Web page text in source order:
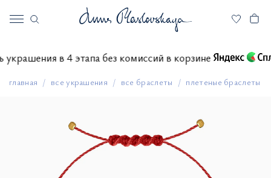
украшения в 4 этапа без комиссий в корзине
главная все украшения все браслеты плетеные браслеты